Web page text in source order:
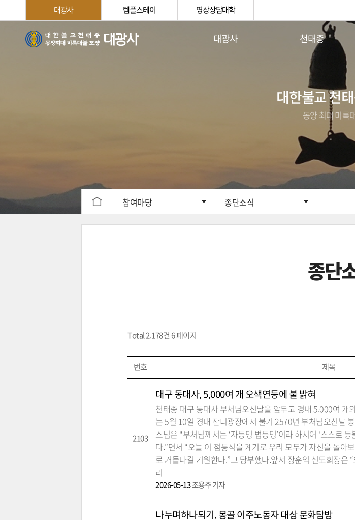
대광사 템플스테이 명상상담대학
대광사 천태종
천태종 역사
구인사 큰스님
천태종3대 지표
종기설명
소의경전
구인사 관음기도 안내
대한불교 천
동양 최대 미륵
참여마당 종단소식
종단
Total 2,178건 6 페이지
번호 제목
2103
대구 동대사, 5,000여 개 오색연등에 불 밝혀
천태종 대구 동대사 부처님오신날을 앞두고 경내 5,000여 개
는 5월 10일 경내 잔디광장에서 불기 2570년 부처님오신날
스님은 “부처님께서는 ‘자등명 법등명’이라 하시어 ‘스스로
다.”면서 “오늘 이 점등식을 계기로 우리 모두가 자신을 돌아
로 거듭나길 기원한다.”고 당부했다.앞서 장훈익 신도회장은
리
2026-05-13 조용주 기자
나누며하나되기, 몽골 이주노동자 대상 문화탐방